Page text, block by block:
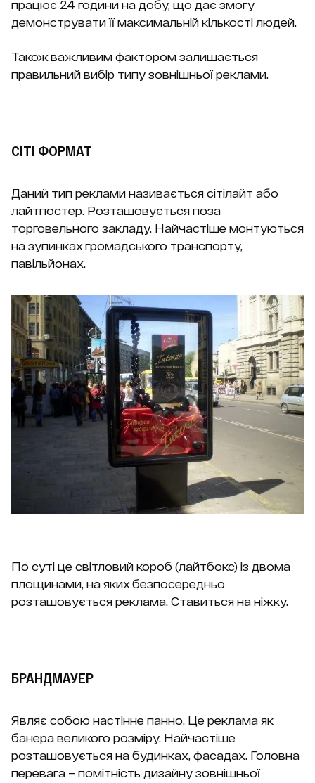
працює 24 години на добу, що дає змогу
демонструвати її максимальній кількості людей.
Також важливим фактором залишається
правильний вибір типу зовнішньої реклами.
СІТІ ФОРМАТ
Даний тип реклами називається сітілайт або
лайтпостер. Розташовується поза
торговельного закладу. Найчастіше монтуються
на зупинках громадського транспорту,
павільйонах.
По суті це світловий короб (лайтбокс) із двома
площинами, на яких безпосередньо
розташовується реклама. Ставиться на ніжку.
БРАНДМАУЕР
Являє собою настінне панно. Це реклама як
банера великого розміру. Найчастіше
розташовується на будинках, фасадах. Головна
перевага – помітність дизайну зовнішньої